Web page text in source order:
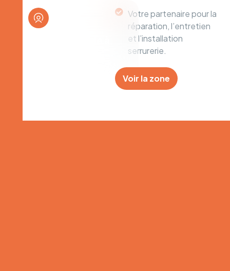
Votre partenaire pour la
réparation, l’entretien
et l’installation
serrurerie.
Voir la zone